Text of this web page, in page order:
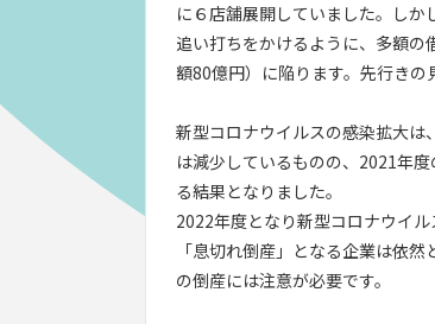
に６店舗展開していました。し
追い打ちをかけるように、多額
額80億円）に陥ります。先行きの
新型コロナウイルスの感染拡大
は減少しているものの、2021年
る結果となりました。
2022年度となり新型コロナウイ
「息切れ倒産」となる企業は依
の倒産には注意が必要です。